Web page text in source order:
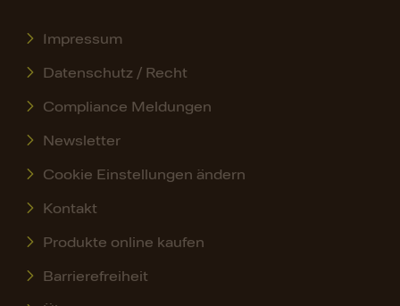
Impressum
Datenschutz / Recht
Compliance Meldungen
Newsletter
Cookie Einstellungen ändern
Kontakt
Produkte online kaufen
Barrierefreiheit